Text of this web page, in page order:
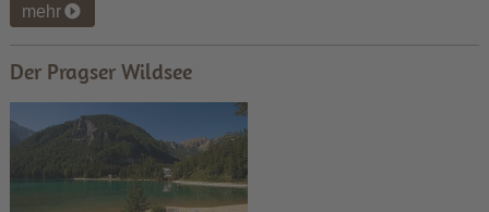
mehr
Der Pragser Wildsee